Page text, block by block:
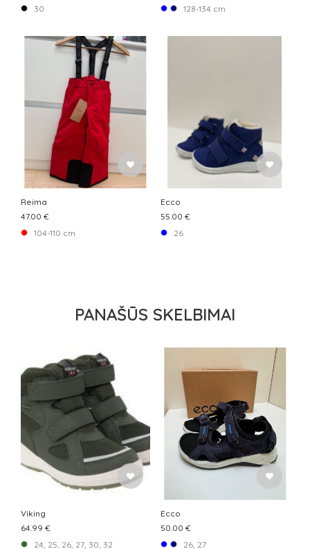
30 128-134 cm
Reima
47.00 €
104-110 cm
Ecco
55.00 €
26
PANAŠŪS SKELBIMAI
Viking
64.99 €
24, 25, 26, 27, 30, 32
Ecco
50.00 €
26, 27